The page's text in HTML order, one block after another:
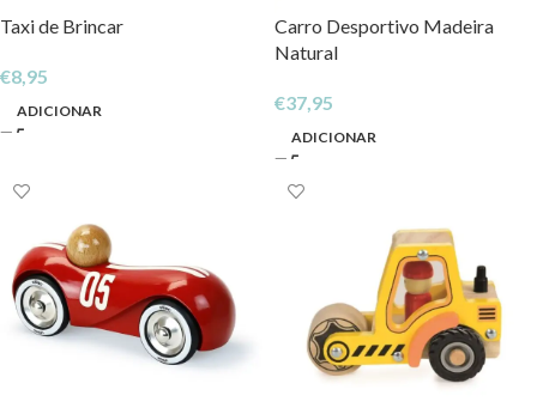
Taxi de Brincar
€8,95
ADICIONAR
Carro Desportivo Madeira
Natural
€37,95
ADICIONAR